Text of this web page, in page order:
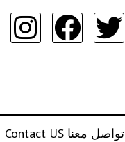
تواصل معنا Contact US